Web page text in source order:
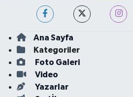
Ana Sayfa
Kategoriler
Foto Galeri
Video
Yazarlar